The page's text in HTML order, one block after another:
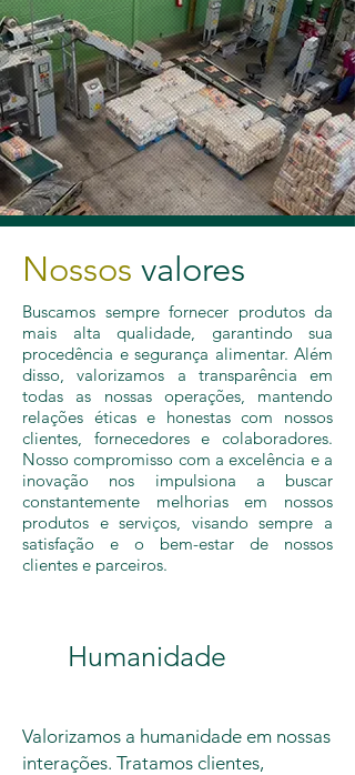
Nossos valores
Buscamos sempre fornecer produtos da
mais alta qualidade, garantindo sua
procedência e segurança alimentar. Além
disso, valorizamos a transparência em
todas as nossas operações, mantendo
relações éticas e honestas com nossos
clientes, fornecedores e colaboradores.
Nosso compromisso com a excelência e a
inovação nos impulsiona a buscar
constantemente melhorias em nossos
produtos e serviços, visando sempre a
satisfação e o bem-estar de nossos
clientes e parceiros.
Humanidade
Valorizamos a humanidade em nossas
interações. Tratamos clientes,